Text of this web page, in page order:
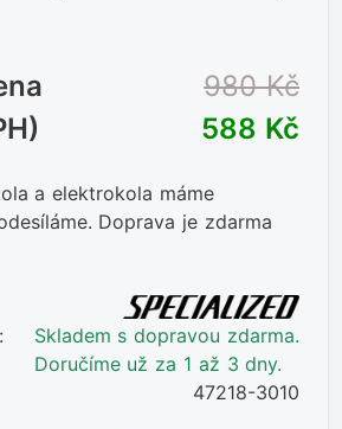
980 Kč
588 Kč
a elektrokola máme
Doprava je zdarma
Skladem s dopravou zdarma.
Doručíme už za 1 až 3 dny.
47218-3010